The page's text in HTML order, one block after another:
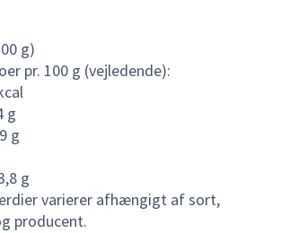
g)
pr. 100 g (vejledende):
g
g
g
varierer afhængigt af sort,
producent.